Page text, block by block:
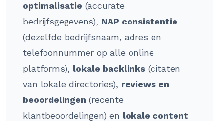
optimalisatie (accurate
bedrijfsgegevens), NAP consistentie
(dezelfde bedrijfsnaam, adres en
telefoonnummer op alle online
platforms), lokale backlinks (citaten
van lokale directories), reviews en
beoordelingen (recente
klantbeoordelingen) en lokale content